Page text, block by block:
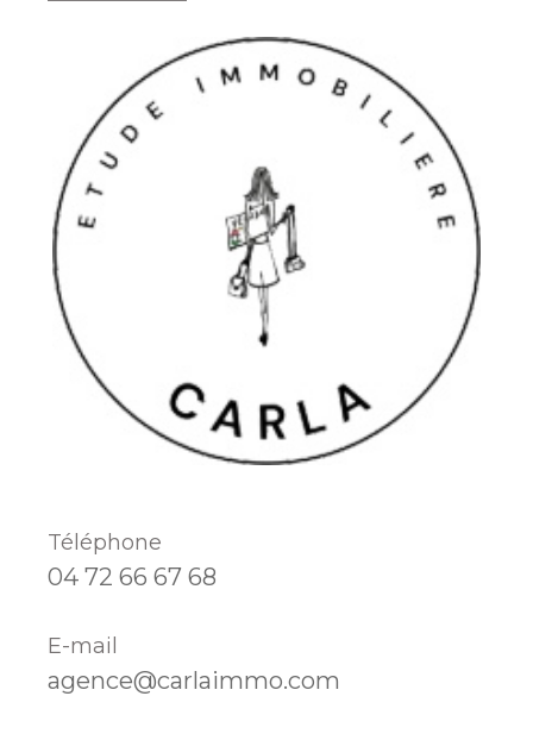
Téléphone
04 72 66 67 68
E-mail
agence@carlaimmo.com